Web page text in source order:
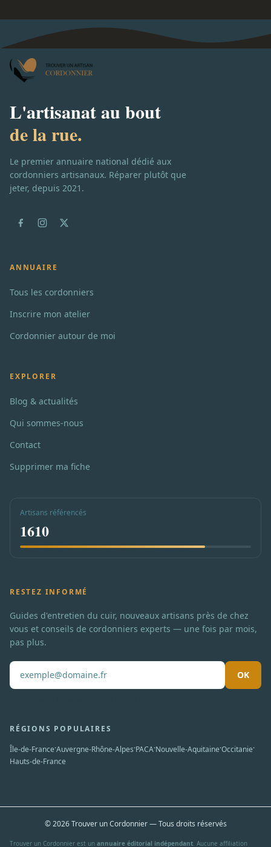
L'artisanat au bout
de la rue.
Le premier annuaire national dédié aux
cordonniers artisanaux. Réparer plutôt que
jeter, depuis 2021.
ANNUAIRE
Tous les cordonniers
Inscrire mon atelier
Cordonnier autour de moi
EXPLORER
Blog & actualités
Qui sommes-nous
Contact
Supprimer ma fiche
Artisans référencés
1610
RESTEZ INFORMÉ
Guides d'entretien du cuir, nouveaux artisans près de chez
vous et conseils de cordonniers experts — une fois par mois,
pas plus.
OK
RÉGIONS POPULAIRES
Île-de-France·Auvergne-Rhône-Alpes·PACA·Nouvelle-Aquitaine·Occitanie·
Hauts-de-France
© 2026 Trouver un Cordonnier — Tous droits réservés
Trouver un Cordonnier est un annuaire éditorial indépendant. Aucune affiliation